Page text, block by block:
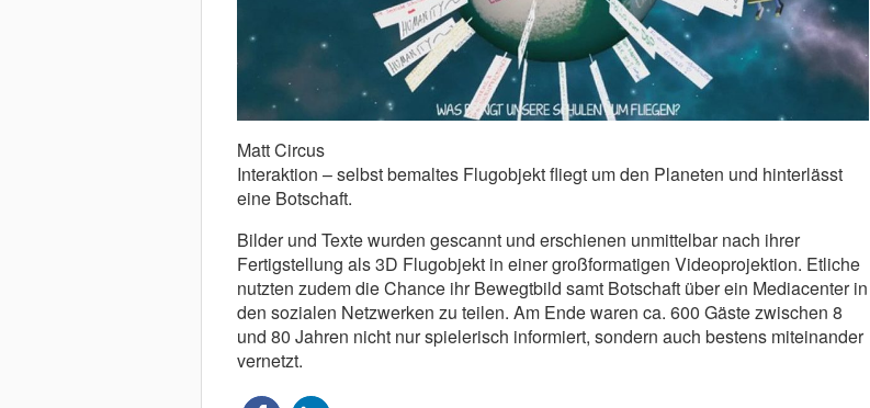
Matt Circus
Interaktion – selbst bemaltes Flugobjekt fliegt um den Planeten und hinterlässt
eine Botschaft.
Bilder und Texte wurden gescannt und erschienen unmittelbar nach ihrer
Fertigstellung als 3D Flugobjekt in einer großformatigen Videoprojektion. Etliche
nutzten zudem die Chance ihr Bewegtbild samt Botschaft über ein Mediacenter in
den sozialen Netzwerken zu teilen. Am Ende waren ca. 600 Gäste zwischen 8
und 80 Jahren nicht nur spielerisch informiert, sondern auch bestens miteinander
vernetzt.